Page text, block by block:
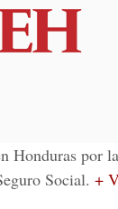
Honduras por
Social. +